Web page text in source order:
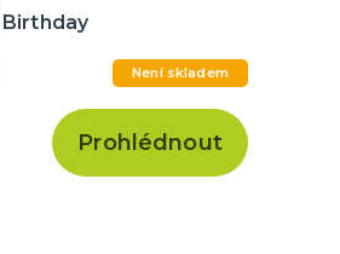
Není skladem
Prohlédnout